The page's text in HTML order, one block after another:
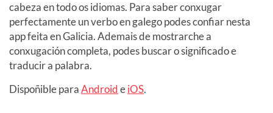
cabeza en todo os idiomas. Para saber conxugar
perfectamente un verbo en galego podes confiar nesta
app feita en Galicia. Ademais de mostrarche a
conxugación completa, podes buscar o significado e
traducir a palabra.
Dispoñible paraAndroideiOS.